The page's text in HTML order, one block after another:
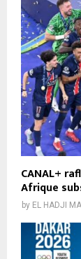
CANAL+
Afrique
by EL HADJI